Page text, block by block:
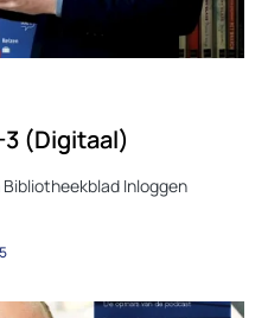
(Digitaal)
Inloggen